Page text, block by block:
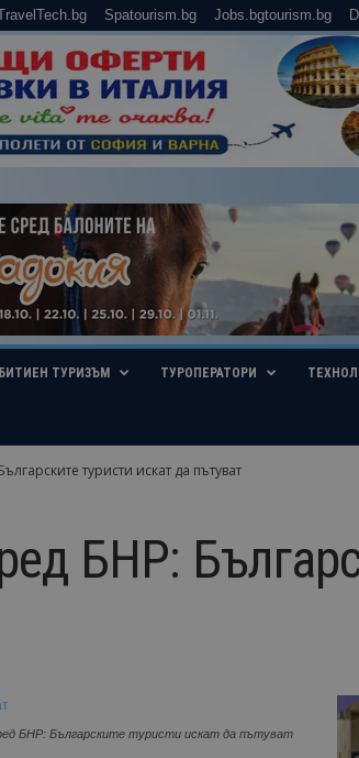
Spatourism.bg Jobs.bgtourism.bg
ТУРИЗЪМ ТУРОПЕРАТОРИ
туристи искат да пътуват
БНР:
БНР: Българските туристи искат да пътуват